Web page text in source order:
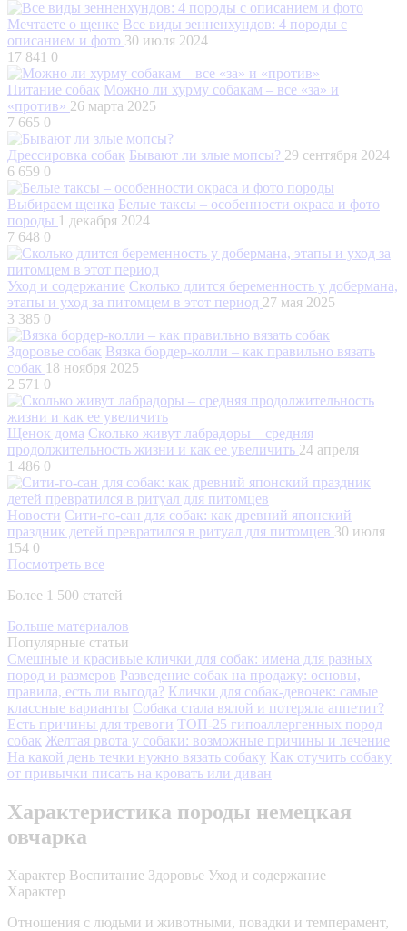
Мечтаете о щенке Все виды зенненхундов: 4 породы с
описанием и фото 30 июля 2024
17 841 0
Питание собак Можно ли хурму собакам – все «за» и
«против» 26 марта 2025
7 665 0
Дрессировка собак Бывают ли злые мопсы? 29 сентября 2024
6 659 0
Выбираем щенка Белые таксы – особенности окраса и фото
породы 1 декабря 2024
7 648 0
Уход и содержание Сколько длится беременность у добермана,
этапы и уход за питомцем в этот период 27 мая 2025
3 385 0
Здоровье собак Вязка бордер-колли – как правильно вязать
собак 18 ноября 2025
2 571 0
Щенок дома Сколько живут лабрадоры – средняя
продолжительность жизни и как ее увеличить 24 апреля
1 486 0
Новости Сити-го-сан для собак: как древний японский
праздник детей превратился в ритуал для питомцев 30 июля
154 0
Посмотреть все
Более 1 500 статей
Больше материалов
Популярные статьи
Смешные и красивые клички для собак: имена для разных
пород и размеров Разведение собак на продажу: основы,
правила, есть ли выгода? Клички для собак-девочек: самые
классные варианты Собака стала вялой и потеряла аппетит?
Есть причины для тревоги ТОП-25 гипоаллергенных пород
собак Желтая рвота у собаки: возможные причины и лечение
На какой день течки нужно вязать собаку Как отучить собаку
от привычки писать на кровать или диван
Характеристика породы немецкая
овчарка
Характер Воспитание Здоровье Уход и содержание
Характер
Отношения с людьми и животными, повадки и темперамент,